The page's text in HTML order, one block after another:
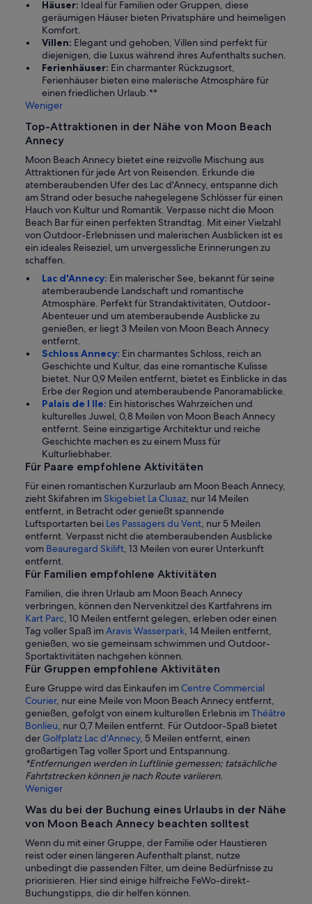
Häuser: Ideal für Familien oder Gruppen, diese
geräumigen Häuser bieten Privatsphäre und heimeligen
Komfort.
Villen: Elegant und gehoben, Villen sind perfekt für
diejenigen, die Luxus während ihres Aufenthalts suchen.
Ferienhäuser: Ein charmanter Rückzugsort,
Ferienhäuser bieten eine malerische Atmosphäre für
einen friedlichen Urlaub.**
Weniger
Top-Attraktionen in der Nähe von Moon Beach
Annecy
Moon Beach Annecy bietet eine reizvolle Mischung aus
Attraktionen für jede Art von Reisenden. Erkunde die
atemberaubenden Ufer des Lac d'Annecy, entspanne dich
am Strand oder besuche nahegelegene Schlösser für einen
Hauch von Kultur und Romantik. Verpasse nicht die Moon
Beach Bar für einen perfekten Strandtag. Mit einer Vielzahl
von Outdoor-Erlebnissen und malerischen Ausblicken ist es
ein ideales Reiseziel, um unvergessliche Erinnerungen zu
schaffen.
Lac d'Annecy: Ein malerischer See, bekannt für seine
atemberaubende Landschaft und romantische
Atmosphäre. Perfekt für Strandaktivitäten, Outdoor-
Abenteuer und um atemberaubende Ausblicke zu
genießen, er liegt 3 Meilen von Moon Beach Annecy
entfernt.
Schloss Annecy: Ein charmantes Schloss, reich an
Geschichte und Kultur, das eine romantische Kulisse
bietet. Nur 0,9 Meilen entfernt, bietet es Einblicke in das
Erbe der Region und atemberaubende Panoramablicke.
Palais de l Ile: Ein historisches Wahrzeichen und
kulturelles Juwel, 0,8 Meilen von Moon Beach Annecy
entfernt. Seine einzigartige Architektur und reiche
Geschichte machen es zu einem Muss für
Kulturliebhaber.
Für Paare empfohlene Aktivitäten
Für einen romantischen Kurzurlaub am Moon Beach Annecy,
zieht Skifahren imSkigebiet La Clusaz, nur 14 Meilen
entfernt, in Betracht oder genießt spannende
Luftsportarten bei Les Passagers du Vent, nur 5 Meilen
entfernt. Verpasst nicht die atemberaubenden Ausblicke
vom Beauregard Skilift, 13 Meilen von eurer Unterkunft
entfernt.
Für Familien empfohlene Aktivitäten
Familien, die ihren Urlaub am Moon Beach Annecy
verbringen, können den Nervenkitzel des Kartfahrens im
Kart Parc, 10 Meilen entfernt gelegen, erleben oder einen
Tag voller Spaß imAravis Wasserpark, 14 Meilen entfernt,
genießen, wo sie gemeinsam schwimmen und Outdoor-
Sportaktivitäten nachgehen können.
Für Gruppen empfohlene Aktivitäten
Eure Gruppe wird das Einkaufen imCentre Commercial
Courier, nur eine Meile von Moon Beach Annecy entfernt,
genießen, gefolgt von einem kulturellen Erlebnis imThéâtre
Bonlieu, nur 0,7 Meilen entfernt. Für Outdoor-Spaß bietet
derGolfplatz Lac d'Annecy, 5 Meilen entfernt, einen
großartigen Tag voller Sport und Entspannung.
*Entfernungen werden in Luftlinie gemessen; tatsächliche
Fahrtstrecken können je nach Route variieren.
Weniger
Was du bei der Buchung eines Urlaubs in der Nähe
von Moon Beach Annecy beachten solltest
Wenn du mit einer Gruppe, der Familie oder Haustieren
reist oder einen längeren Aufenthalt planst, nutze
unbedingt die passenden Filter, um deine Bedürfnisse zu
priorisieren. Hier sind einige hilfreiche FeWo-direkt-
Buchungstipps, die dir helfen können.